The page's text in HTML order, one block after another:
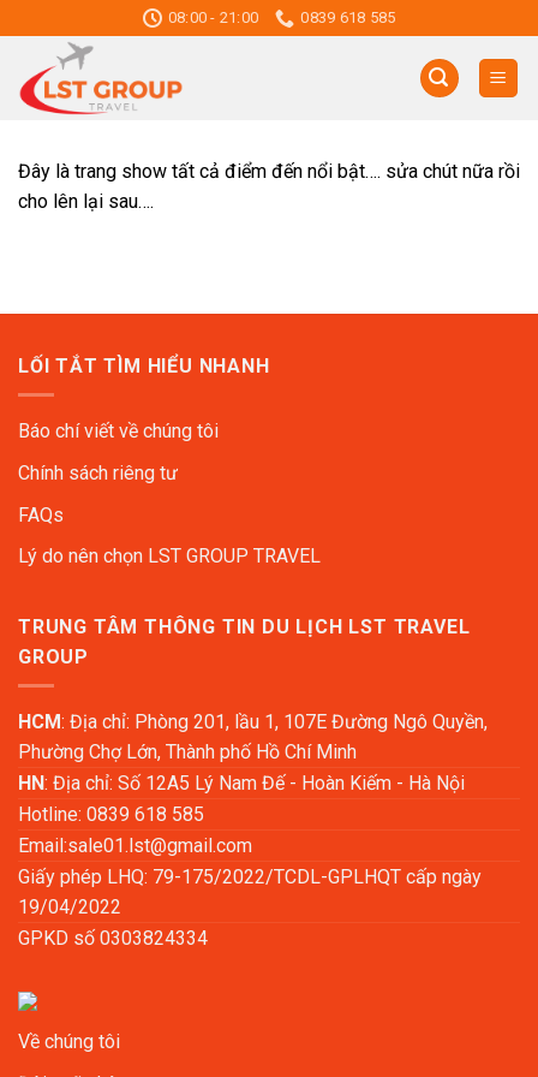
to
content
08:00 - 21:00 0839 618 585
Đây là trang show tất cả điểm đến nổi bật…. sửa chút nữa rồi
cho lên lại sau….
LỐI TẮT TÌM HIỂU NHANH
Báo chí viết về chúng tôi
Chính sách riêng tư
FAQs
Lý do nên chọn LST GROUP TRAVEL
TRUNG TÂM THÔNG TIN DU LỊCH LST TRAVEL
GROUP
HCM: Địa chỉ: Phòng 201, lầu 1, 107E Đường Ngô Quyền,
Phường Chợ Lớn, Thành phố Hồ Chí Minh
HN: Địa chỉ: Số 12A5 Lý Nam Đế - Hoàn Kiếm - Hà Nội
Hotline: 0839 618 585
Email:sale01.lst@gmail.com
Giấy phép LHQ: 79-175/2022/TCDL-GPLHQT cấp ngày
19/04/2022
GPKD số 0303824334
Về chúng tôi